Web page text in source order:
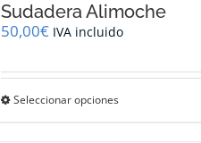
Sudadera Alimoche
50,00€ IVA incluido
Seleccionar opciones